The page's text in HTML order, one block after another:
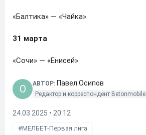
«Балтика» — «Чайка»
31 марта
«Сочи» — «Енисей»
O АВТОР: Павел Осипов
Редактор и корреспондент Betonmobile
24.03.2025 • 20:12
МЕЛБЕТ-Первая лига